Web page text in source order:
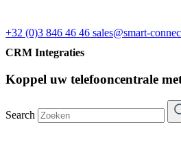
+32 (0)3 846 46 46 sales@smart-
CRM Integraties
Koppel uw telefooncentrale
Search